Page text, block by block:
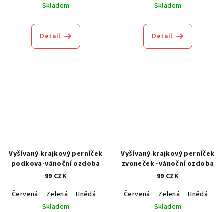
Skladem
Detail
Skladem
Detail
Vyšívaný krajkový perníček
podkova-vánoční ozdoba
99 CZK
Červená
Zelená Hnědá
Modrá
Skladem
Vyšívaný krajkový perníček
zvoneček -vánoční ozdoba
99 CZK
Červená
Zelená Hnědá
Skladem